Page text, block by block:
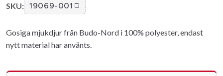
SKU: 19069-001
Gosiga mjukdjur från Budo-Nord i 100% polyester, endast
nytt material har använts.